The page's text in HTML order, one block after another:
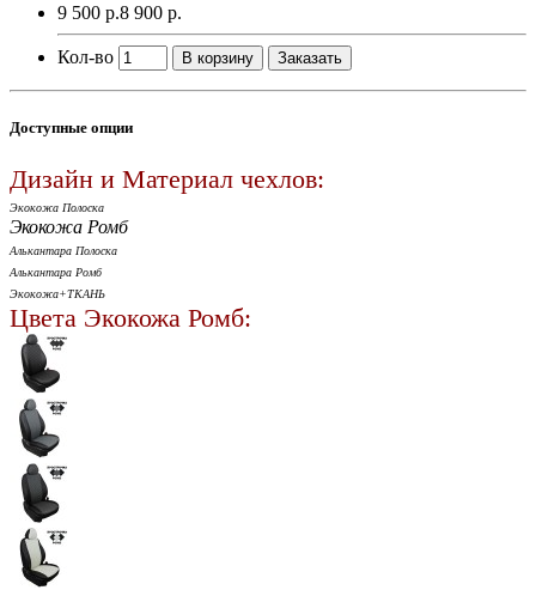
9 500 р.8 900 р.
Кол-во В корзину Заказать
Доступные опции
Дизайн и Материал чехлов:
Экокожа Полоска
Экокожа Ромб
Алькантара Полоска
Алькантара Ромб
Экокожа+ТКАНЬ
Цвета Экокожа Ромб: